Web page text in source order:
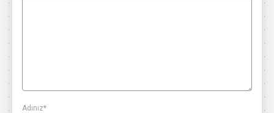
Adınız*